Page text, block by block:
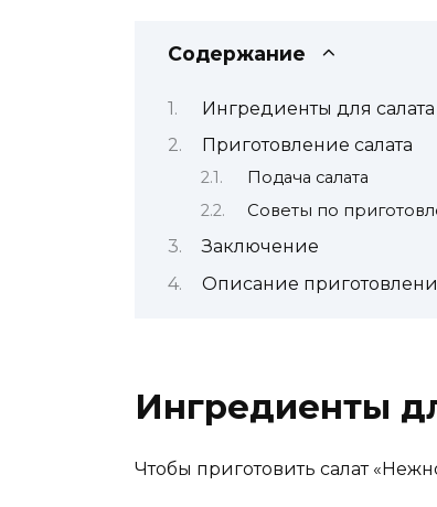
Содержание
Ингредиенты для салата
Приготовление салата
Подача салата
Советы по
Заключение
Описание
Ингредиенты
Чтобы приготовить салат